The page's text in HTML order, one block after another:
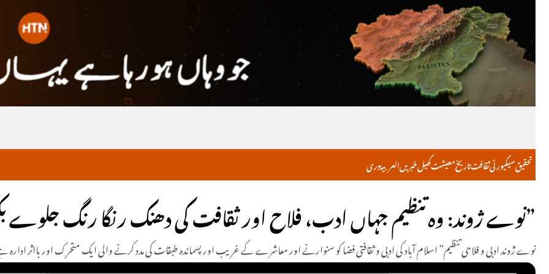
خبریںکھیلمعیشتتاریخثقافتسیکیورٹیتحقیق دریالعربية
“نوے ژوند: وہ تنظیم جہاں ادب، فلاح اور ثقافت کی دھنک رنگا رنگ جلوے بکھرتی ہے”
نوے ژوند ادبی و فلاحی تنظیم” اسلام آباد کی ادبی و ثقافتی فضا کو سنوارنے اور معاشرے کے غریب اور پسماندہ طبقات کی مدد کرنے والی ایک متحرک اور بااثر